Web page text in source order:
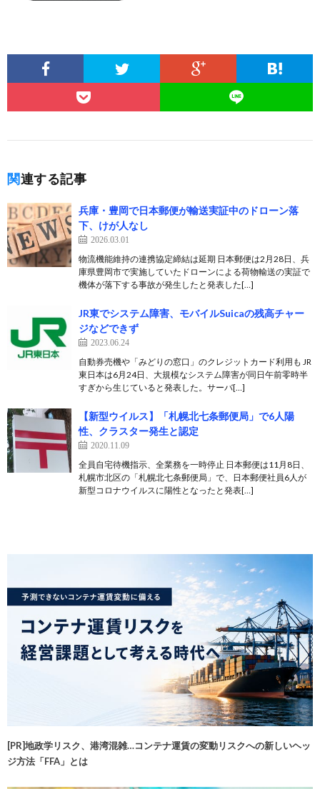
関連する記事
兵庫・豊岡で日本郵便が輸送実証中のドローン落
下、けが人なし
2026.03.01
物流機能維持の連携協定締結は延期 日本郵便は2月28日、兵
庫県豊岡市で実施していたドローンによる荷物輸送の実証で
機体が落下する事故が発生したと発表した[…]
JR東でシステム障害、モバイルSuicaの残高チャー
ジなどできず
2023.06.24
自動券売機や「みどりの窓口」のクレジットカード利用も JR
東日本は6月24日、大規模なシステム障害が同日午前零時半
すぎから生じていると発表した。サーバ[…]
【新型ウイルス】「札幌北七条郵便局」で6人陽
性、クラスター発生と認定
2020.11.09
全員自宅待機指示、全業務を一時停止 日本郵便は11月8日、
札幌市北区の「札幌北七条郵便局」で、日本郵便社員6人が
新型コロナウイルスに陽性となったと発表[…]
[PR]地政学リスク、港湾混雑…コンテナ運賃の変動リスクへの新しいヘッ
ジ方法「FFA」とは